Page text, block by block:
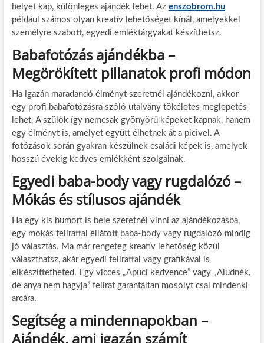
helyet kap, különleges ajándék lehet. Az enszobrom.hu
például számos olyan kreatív lehetőséget kínál, amelyekkel
személyre szabott, egyedi emléktárgyakat készíthetsz.
Babafotózás ajándékba –
Megörökített pillanatok profi módon
Ha igazán maradandó élményt szeretnél ajándékozni, akkor
egy profi babafotózásra szóló utalvány tökéletes meglepetés
lehet. A szülők így nemcsak gyönyörű képeket kapnak, hanem
egy élményt is, amelyet együtt élhetnek át a picivel. A
fotózások során gyakran készülnek családi képek is, amelyek
hosszú évekig kedves emlékként szolgálnak.
Egyedi baba-body vagy rugdalózó –
Mókás és stílusos ajándék
Ha egy kis humort is bele szeretnél vinni az ajándékozásba,
egy mókás felirattal ellátott baba-body vagy rugdalózó mindig
jó választás. Ma már rengeteg kreatív lehetőség közül
választhatsz, akár egyedi felirattal vagy grafikával is
elkészíttetheted. Egy vicces „Apuci kedvence” vagy „Aludnék,
de anya nem hagyja” felirat garantáltan mosolyt csal mindenki
arcára.
Segítség a mindennapokban –
Ajándék, ami igazán számít